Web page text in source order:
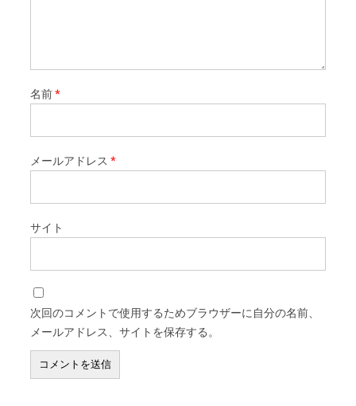
名前*
メールアドレス *
サイト
次回のコメントで使用するためブラウザーに自分の名前、
メールアドレス、サイトを保存する。